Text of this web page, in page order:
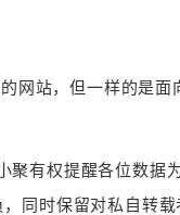
网站，但一样的是面
聚有权提醒各位数据
同时保留对私自转载